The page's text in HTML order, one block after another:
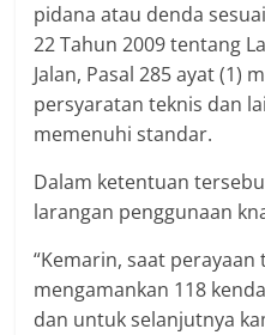
pidana atau denda
22 Tahun 2009 tentang
Jalan, Pasal 285 ayat (1)
persyaratan teknis dan
memenuhi standar.
Dalam ketentuan
larangan penggunaan
“Kemarin, saat
mengamankan 118
dan untuk selanjutnya